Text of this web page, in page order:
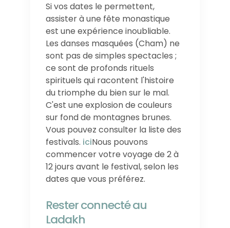
Si vos dates le permettent,
assister à une fête monastique
est une expérience inoubliable.
Les danses masquées (Cham) ne
sont pas de simples spectacles ;
ce sont de profonds rituels
spirituels qui racontent l'histoire
du triomphe du bien sur le mal.
C'est une explosion de couleurs
sur fond de montagnes brunes.
Vous pouvez consulter la liste des
festivals. iciNous pouvons
commencer votre voyage de 2 à
12 jours avant le festival, selon les
dates que vous préférez.
Rester connecté au
Ladakh